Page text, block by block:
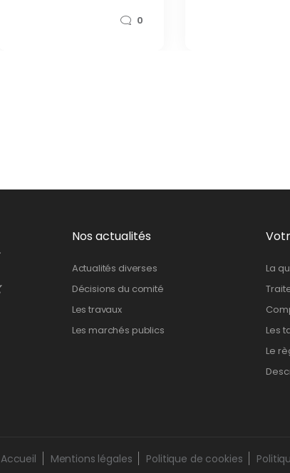
0
Nos actualités
Actualités diverses
Décisions du comité
Les travaux
Les marchés publics
La
Les
Le
Accueil Mentions légales Politique de cookies